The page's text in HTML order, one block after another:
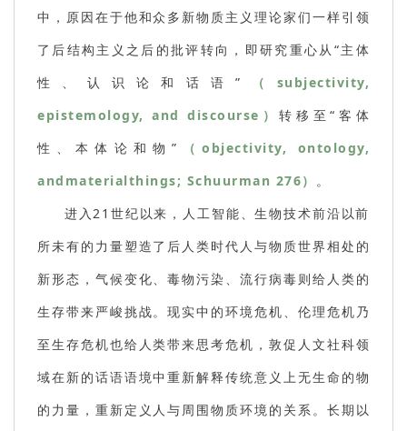
中，原因在于他和众多新物质主义理论家们一样引领
了后结构主义之后的批评转向，即研究重心从“主体
性、认识论和话语” （subjectivity,
epistemology, and discourse）转移至“客体
性、本体论和物” （objectivity, ontology,
andmaterialthings; Schuurman 276） 。
进入21世纪以来，人工智能、生物技术前沿以前
所未有的力量塑造了后人类时代人与物质世界相处的
新形态，气候变化、毒物污染、流行病毒则给人类的
生存带来严峻挑战。现实中的环境危机、伦理危机乃
至生存危机也给人类带来思考危机，敦促人文社科领
域在新的话语语境中重新解释传统意义上无生命的物
的力量，重新定义人与周围物质环境的关系。长期以